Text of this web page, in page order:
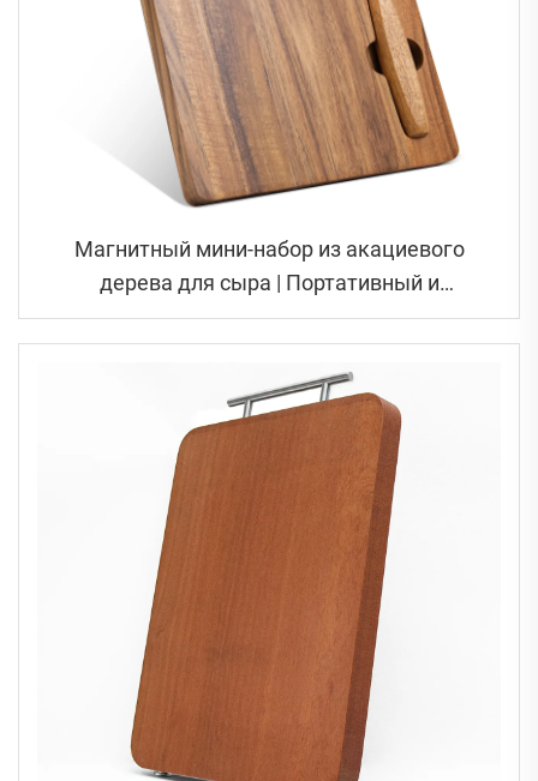
Магнитный мини-набор из акациевого
дерева для сыра | Портативный и
компактный дизайн